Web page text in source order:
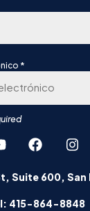
*
Suite 600, San
415-864-8848